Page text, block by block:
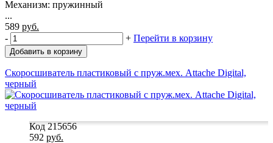
Механизм: пружинный
...
589 руб.
-
+ Перейти в корзину
Добавить в корзину
Скоросшиватель пластиковый с пруж.мех. Attache Digital,
черный
Код 215656
592 руб.